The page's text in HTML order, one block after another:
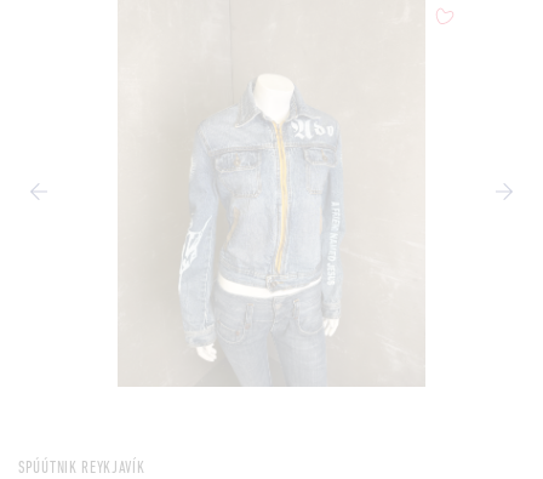
SPÚÚTNIK REYKJAVÍK